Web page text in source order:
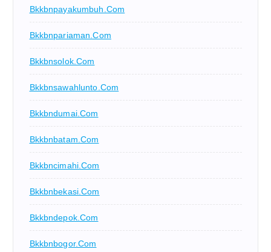
Bkkbnpayakumbuh.com
Bkkbnpariaman.com
Bkkbnsolok.com
Bkkbnsawahlunto.com
Bkkbndumai.com
Bkkbnbatam.com
Bkkbncimahi.com
Bkkbnbekasi.com
Bkkbndepok.com
Bkkbnbogor.com